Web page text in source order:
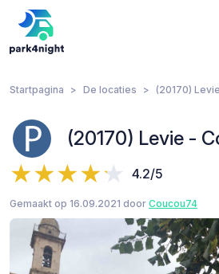
Startpagina De locaties (20170)
(20170) Levie -
4.2/5
Gemaakt op 16.09.2021 door Coucou74